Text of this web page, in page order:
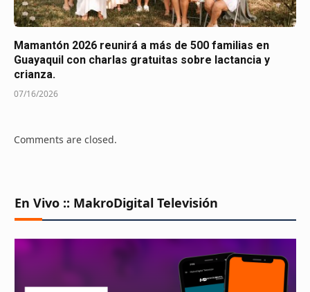
Mamantón 2026 reunirá a más de 500 familias en
Guayaquil con charlas gratuitas sobre lactancia y
crianza.
07/16/2026
Comments are closed.
En Vivo :: MakroDigital Televisión